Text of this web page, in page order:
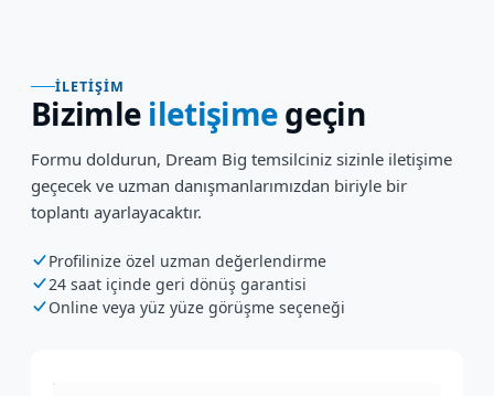
İLETIŞIM
Bizimle iletişimegeçin
Formu doldurun, Dream Big temsilciniz sizinle iletişime
geçecek ve uzman danışmanlarımızdan biriyle bir
toplantı ayarlayacaktır.
Profilinize özel uzman değerlendirme
24 saat içinde geri dönüş garantisi
Online veya yüz yüze görüşme seçeneği